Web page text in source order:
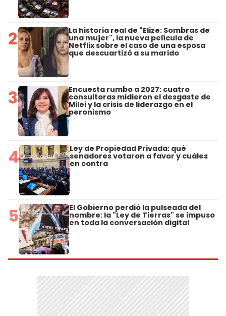
2 La historia real de "Elize: Sombras de
una mujer", la nueva película de
Netflix sobre el caso de una esposa
que descuartizó a su marido
3 Encuesta rumbo a 2027: cuatro
consultoras midieron el desgaste de
Milei y la crisis de liderazgo en el
peronismo
4 Ley de Propiedad Privada: qué
senadores votaron a favor y cuáles
en contra
5 El Gobierno perdió la pulseada del
nombre: la "Ley de Tierras" se impuso
en toda la conversación digital